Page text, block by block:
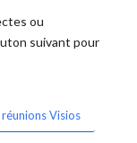
ou
suivant pour
Visios